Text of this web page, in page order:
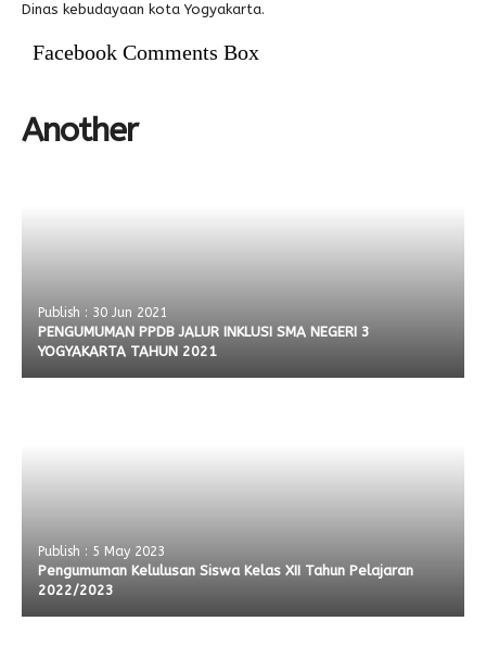
Dinas kebudayaan kota Yogyakarta.
Facebook Comments Box
Another
Publish : 30 Jun 2021
PENGUMUMAN PPDB JALUR INKLUSI SMA NEGERI 3
YOGYAKARTA TAHUN 2021
Publish : 5 May 2023
Pengumuman Kelulusan Siswa Kelas XII Tahun Pelajaran
2022/2023